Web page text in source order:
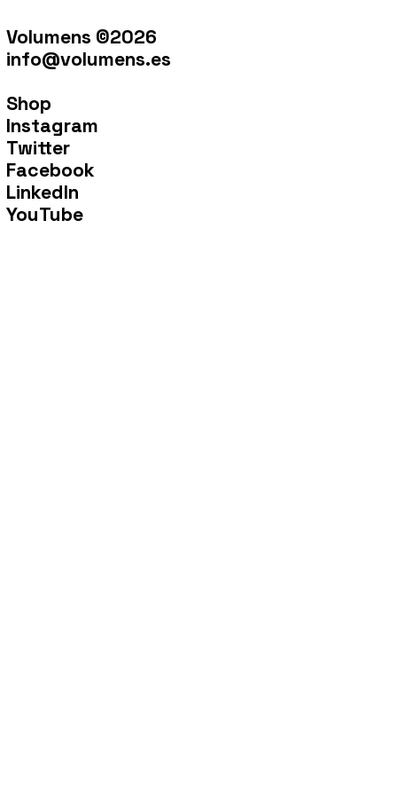
Volumens ©2026
info@volumens.es
Shop
Instagram
Twitter
Facebook
LinkedIn
YouTube